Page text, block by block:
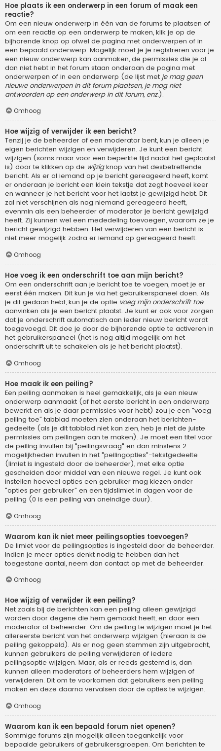
Hoe plaats ik een onderwerp in een forum of maak een
reactie?
Om een nieuw onderwerp in één van de forums te plaatsen of
om een reactie op een onderwerp te maken, klik je op de
bijhorende knop op ofwel de pagina met onderwerpen of in
een bepaald onderwerp. Mogelijk moet je je registreren voor je
een nieuw onderwerp kan aanmaken, de permissies die je al
dan niet hebt in het forum staan onderaan de pagina met
onderwerpen of in een onderwerp (de lijst met je mag geen
nieuwe onderwerpen in dit forum plaatsen, je mag niet
antwoorden op een onderwerp in dit forum, enz.).
Omhoog
Hoe wijzig of verwijder ik een bericht?
Tenzij je de beheerder of een moderator bent, kun je alleen je
eigen berichten wijzigen en verwijderen. Je kunt een bericht
wijzigen (soms maar voor een beperkte tijd nadat het geplaatst
is) door te klikken op de wijzigknop van het desbetreffende
bericht. Als er al iemand op je bericht gereageerd heeft, komt
er onderaan je bericht een klein tekstje dat zegt hoeveel keer
en wanneer je het bericht voor het laatst je gewijzigd hebt. Dit
zal niet verschijnen als nog niemand gereageerd heeft,
evenmin als een beheerder of moderator je bericht gewijzigd
heeft. Zij kunnen wel een mededeling toevoegen, waarom ze je
bericht gewijzigd hebben. Het verwijderen van een bericht is
niet meer mogelijk zodra er iemand op gereageerd heeft.
Omhoog
Hoe voeg ik een onderschrift toe aan mijn bericht?
Om een onderschrift aan je bericht toe te voegen, moet je er
eerst één maken. Dit kun je via het gebruikerspaneel doen. Als
je dit gedaan hebt, kun je de optie voeg mijn onderschrift toe
aanvinken als je een bericht plaatst. Je kunt er ook voor zorgen
dat je onderschrift automatisch aan ieder nieuw bericht wordt
toegevoegd. Dit doe je door de bijhorende optie te activeren in
het gebruikerspaneel (het is nog altijd mogelijk om het
onderschrift uit te schakelen als je het bericht plaatst).
Omhoog
Hoe maak ik een peiling?
Een peiling aanmaken is heel gemakkelijk, als je een nieuw
onderwerp aanmaakt (of het eerste bericht in een onderwerp
bewerkt en als je daar permissies voor hebt) zou je een "voeg
peiling toe" tabblad moeten zien onderaan het berichten-
gedeelte (als je dit tabblad niet kan zien, heb je niet de juiste
permissies om peilingen aan te maken). Je moet een titel voor
de peiling invullen bij "peilingsvraag" en dan minstens 2
mogelijkheden invullen in het "peilingopties"-tekstgedeelte
(limiet is ingesteld door de beheerder), met elke optie
gescheiden door middel van een nieuwe regel. Je kunt ook
instellen hoeveel opties een gebruiker mag kiezen onder
"opties per gebruiker" en een tijdslimiet in dagen voor de
peiling (0 is een peiling van oneindige duur).
Omhoog
Waarom kan ik niet meer peilingsopties toevoegen?
De limiet voor de peilingsopties is ingesteld door de beheerder.
Indien je meer opties denkt nodig te hebben dan het
toegestane aantal, neem dan contact op met de beheerder.
Omhoog
Hoe wijzig of verwijder ik een peiling?
Net zoals bij de berichten kan een peiling alleen gewijzigd
worden door degene die hem gemaakt heeft, en door een
moderator of beheerder. Om de peiling te wijzigen moet je het
allereerste bericht van het onderwerp wijzigen (hieraan is de
peiling gekoppeld). Als er nog geen stemmen zijn uitgebracht,
kunnen gebruikers de peiling verwijderen of iedere
peilingsoptie wijzigen. Maar, als er reeds gestemd is, dan
kunnen alleen moderators of beheerders hem wijzigen of
verwijderen. Dit om te voorkomen dat gebruikers een peiling
maken en deze daarna vervalsen door de opties te wijzigen.
Omhoog
Waarom kan ik een bepaald forum niet openen?
Sommige forums zijn mogelijk alleen toegankelijk voor
bepaalde gebruikers of gebruikersgroepen. Om berichten te